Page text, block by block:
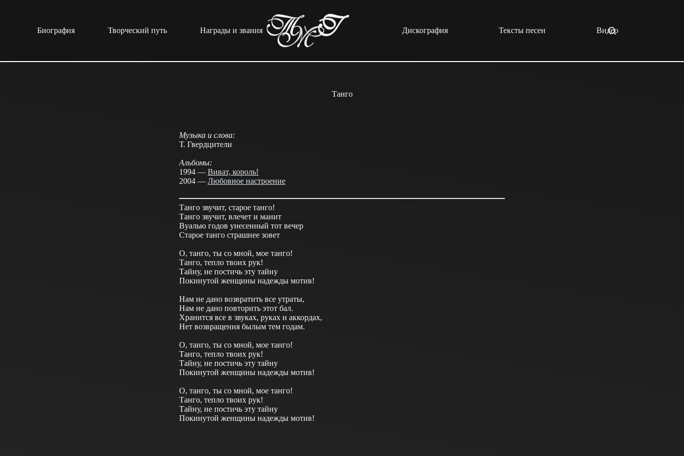
Биография
Творческий путь Награды и звания Дискография Тексты песен Видео
Танго
Музыка и слова:
Т. Гвердцители
Альбомы:
1994 — Виват, король!
2004 — Любовное настроение
Танго звучит, старое танго!
Танго звучит, влечет и манит
Вуалью годов унесенный тот вечер
Старое танго страшнее зовет
О, танго, ты со мной, мое танго!
Танго, тепло твоих рук!
Тайну, не постичь эту тайну
Покинутой женщины надежды мотив!
Нам не дано возвратить все утраты,
Нам не дано повторить этот бал.
Хранится все в звуках, руках и аккордах,
Нет возвращения былым тем годам.
О, танго, ты со мной, мое танго!
Танго, тепло твоих рук!
Тайну, не постичь эту тайну
Покинутой женщины надежды мотив!
О, танго, ты со мной, мое танго!
Танго, тепло твоих рук!
Тайну, не постичь эту тайну
Покинутой женщины надежды мотив!